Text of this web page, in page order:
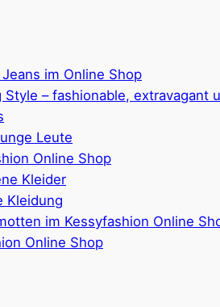
im Online Shop
Style – fashionable, extravagant
Leute
Online Shop
Kleider
Kleidung
im Kessyfashion Online
Online Shop